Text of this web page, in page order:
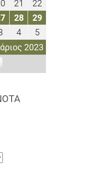
2023
202320232023
20
Ιανουαρίου
2023
21
Ιανουαρίου
2023
2222
Ιανουαρίου
2023
27
Ιανουαρίου
2023
2828
Ιανουαρίου
2023
2929
Ιανουαρίου
2023
3
Φεβρουαρίου
2023
44
Φεβρουαρίου
2023
55
2023